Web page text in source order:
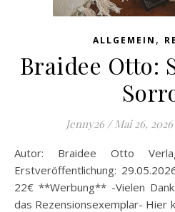
ALLGEMEIN ,
Braidee Otto:
Jenny26 / Mai 26, 2026
Autor: Braidee Otto Verlag: CBJ Verlag Datum
Erstveröffentlichung:
22€ **Werbung** -Vielen
das Rezensionsexemplar- Hier